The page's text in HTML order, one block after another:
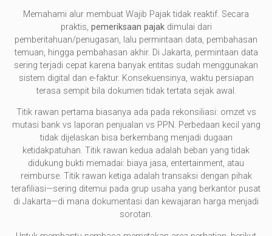
Memahami alur membuat Wajib Pajak tidak reaktif. Secara
praktis, pemeriksaan pajakdimulai dari
pemberitahuan/penugasan, lalu permintaan data, pembahasan
temuan, hingga pembahasan akhir. Di Jakarta, permintaan data
sering terjadi cepat karena banyak entitas sudah menggunakan
sistem digital dan e-faktur. Konsekuensinya, waktu persiapan
terasa sempit bila dokumen tidak tertata sejak awal.
Titik rawan pertama biasanya ada pada rekonsiliasi: omzet vs
mutasi bank vs laporan penjualan vs PPN. Perbedaan kecil yang
tidak dijelaskan bisa berkembang menjadi dugaan
ketidakpatuhan. Titik rawan kedua adalah beban yang tidak
didukung bukti memadai: biaya jasa, entertainment, atau
reimburse. Titik rawan ketiga adalah transaksi dengan pihak
terafiliasi—sering ditemui pada grup usaha yang berkantor pusat
di Jakarta—di mana dokumentasi dan kewajaran harga menjadi
sorotan.